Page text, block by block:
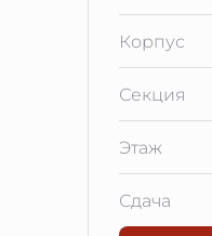
Корпус
Секция
Этаж
Сдача